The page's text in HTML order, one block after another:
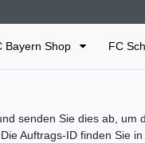
Bayern Shop FC
senden Sie dies ab,
Auftrags-ID finden Sie